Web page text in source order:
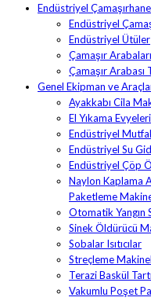
Endüstriyel
Endüstriyel
Endüstriyel Ütüler
Çamaşır
Çamaşır Arabası
Genel Ekipman ve
Ayakkabı Cila
El Yıkama Evyeleri
Endüstriyel Mutfak
Endüstriyel Su
Endüstriyel Çöp
Naylon Kaplama
Paketleme
Otomatik Yangın
Sinek Öldürücü
Sobalar Isıtıcılar
Streçleme
Terazi Baskül
Vakumlu Poşet